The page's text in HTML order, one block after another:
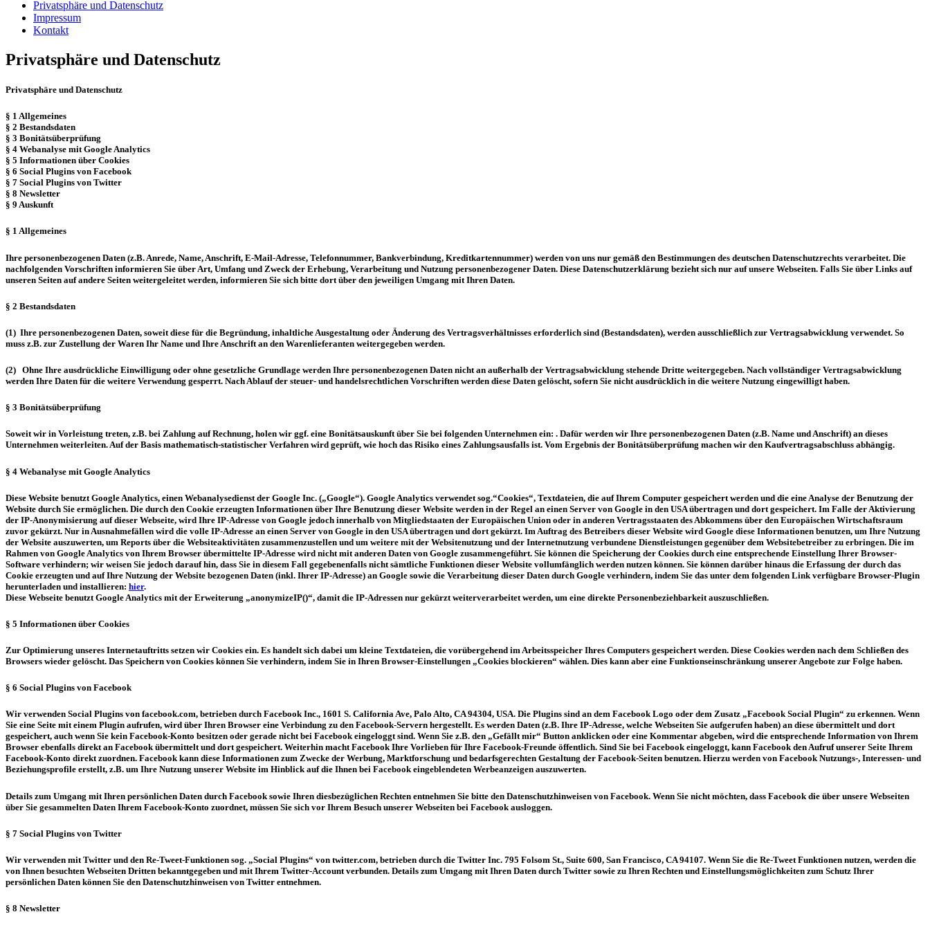
Privatsphäre und Datenschutz
Impressum
Kontakt
Privatsphäre und Datenschutz
Privatsphäre und Datenschutz
§ 1 Allgemeines
§ 2 Bestandsdaten
§ 3 Bonitätsüberprüfung
§ 4 Webanalyse mit Google Analytics
§ 5 Informationen über Cookies
§ 6 Social Plugins von Facebook
§ 7 Social Plugins von Twitter
§ 8 Newsletter
§ 9 Auskunft
§ 1 Allgemeines
Ihre personenbezogenen Daten (z.B. Anrede, Name, Anschrift, E-Mail-Adresse, Telefonnummer, Bankverbindung, Kreditkartennummer) werden von uns nur gemäß den Bestimmungen des deutschen Datenschutzrechts verarbeitet. Die
nachfolgenden Vorschriften informieren Sie über Art, Umfang und Zweck der Erhebung, Verarbeitung und Nutzung personenbezogener Daten. Diese Datenschutzerklärung bezieht sich nur auf unsere Webseiten. Falls Sie über Links auf
unseren Seiten auf andere Seiten weitergeleitet werden, informieren Sie sich bitte dort über den jeweiligen Umgang mit Ihren Daten.
§ 2 Bestandsdaten
(1) Ihre personenbezogenen Daten, soweit diese für die Begründung, inhaltliche Ausgestaltung oder Änderung des Vertragsverhältnisses erforderlich sind (Bestandsdaten), werden ausschließlich zur Vertragsabwicklung verwendet. So
muss z.B. zur Zustellung der Waren Ihr Name und Ihre Anschrift an den Warenlieferanten weitergegeben werden.
(2) Ohne Ihre ausdrückliche Einwilligung oder ohne gesetzliche Grundlage werden Ihre personenbezogenen Daten nicht an außerhalb der Vertragsabwicklung stehende Dritte weitergegeben. Nach vollständiger Vertragsabwicklung
werden Ihre Daten für die weitere Verwendung gesperrt. Nach Ablauf der steuer- und handelsrechtlichen Vorschriften werden diese Daten gelöscht, sofern Sie nicht ausdrücklich in die weitere Nutzung eingewilligt haben.
§ 3 Bonitätsüberprüfung
Soweit wir in Vorleistung treten, z.B. bei Zahlung auf Rechnung, holen wir ggf. eine Bonitätsauskunft über Sie bei folgenden Unternehmen ein: . Dafür werden wir Ihre personenbezogenen Daten (z.B. Name und Anschrift) an dieses
Unternehmen weiterleiten. Auf der Basis mathematisch-statistischer Verfahren wird geprüft, wie hoch das Risiko eines Zahlungsausfalls ist. Vom Ergebnis der Bonitätsüberprüfung machen wir den Kaufvertragsabschluss abhängig.
§ 4 Webanalyse mit Google Analytics
Diese Website benutzt Google Analytics, einen Webanalysedienst der Google Inc. („Google“). Google Analytics verwendet sog.“Cookies“, Textdateien, die auf Ihrem Computer gespeichert werden und die eine Analyse der Benutzung der
Website durch Sie ermöglichen. Die durch den Cookie erzeugten Informationen über Ihre Benutzung dieser Website werden in der Regel an einen Server von Google in den USA übertragen und dort gespeichert. Im Falle der Aktivierung
der IP-Anonymisierung auf dieser Webseite, wird Ihre IP-Adresse von Google jedoch innerhalb von Mitgliedstaaten der Europäischen Union oder in anderen Vertragsstaaten des Abkommens über den Europäischen Wirtschaftsraum
zuvor gekürzt. Nur in Ausnahmefällen wird die volle IP-Adresse an einen Server von Google in den USA übertragen und dort gekürzt. Im Auftrag des Betreibers dieser Website wird Google diese Informationen benutzen, um Ihre Nutzung
der Website auszuwerten, um Reports über die Websiteaktivitäten zusammenzustellen und um weitere mit der Websitenutzung und der Internetnutzung verbundene Dienstleistungen gegenüber dem Websitebetreiber zu erbringen. Die im
Rahmen von Google Analytics von Ihrem Browser übermittelte IP-Adresse wird nicht mit anderen Daten von Google zusammengeführt. Sie können die Speicherung der Cookies durch eine entsprechende Einstellung Ihrer Browser-
Software verhindern; wir weisen Sie jedoch darauf hin, dass Sie in diesem Fall gegebenenfalls nicht sämtliche Funktionen dieser Website vollumfänglich werden nutzen können. Sie können darüber hinaus die Erfassung der durch das
Cookie erzeugten und auf Ihre Nutzung der Website bezogenen Daten (inkl. Ihrer IP-Adresse) an Google sowie die Verarbeitung dieser Daten durch Google verhindern, indem Sie das unter dem folgenden Link verfügbare Browser-Plugin
herunterladen und installieren: hier.
Diese Webseite benutzt Google Analytics mit der Erweiterung „anonymizeIP()“, damit die IP-Adressen nur gekürzt weiterverarbeitet werden, um eine direkte Personenbeziehbarkeit auszuschließen.
§ 5 Informationen über Cookies
Zur Optimierung unseres Internetauftritts setzen wir Cookies ein. Es handelt sich dabei um kleine Textdateien, die vorübergehend im Arbeitsspeicher Ihres Computers gespeichert werden. Diese Cookies werden nach dem Schließen des
Browsers wieder gelöscht. Das Speichern von Cookies können Sie verhindern, indem Sie in Ihren Browser-Einstellungen „Cookies blockieren“ wählen. Dies kann aber eine Funktionseinschränkung unserer Angebote zur Folge haben.
§ 6 Social Plugins von Facebook
Wir verwenden Social Plugins von facebook.com, betrieben durch Facebook Inc., 1601 S. California Ave, Palo Alto, CA 94304, USA. Die Plugins sind an dem Facebook Logo oder dem Zusatz „Facebook Social Plugin“ zu erkennen. Wenn
Sie eine Seite mit einem Plugin aufrufen, wird über Ihren Browser eine Verbindung zu den Facebook-Servern hergestellt. Es werden Daten (z.B. Ihre IP-Adresse, welche Webseiten Sie aufgerufen haben) an diese übermittelt und dort
gespeichert, auch wenn Sie kein Facebook-Konto besitzen oder gerade nicht bei Facebook eingeloggt sind. Wenn Sie z.B. den „Gefällt mir“ Button anklicken oder eine Kommentar abgeben, wird die entsprechende Information von Ihrem
Browser ebenfalls direkt an Facebook übermittelt und dort gespeichert. Weiterhin macht Facebook Ihre Vorlieben für Ihre Facebook-Freunde öffentlich. Sind Sie bei Facebook eingeloggt, kann Facebook den Aufruf unserer Seite Ihrem
Facebook-Konto direkt zuordnen. Facebook kann diese Informationen zum Zwecke der Werbung, Marktforschung und bedarfsgerechten Gestaltung der Facebook-Seiten benutzen. Hierzu werden von Facebook Nutzungs-, Interessen- und
Beziehungsprofile erstellt, z.B. um Ihre Nutzung unserer Website im Hinblick auf die Ihnen bei Facebook eingeblendeten Werbeanzeigen auszuwerten.
Details zum Umgang mit Ihren persönlichen Daten durch Facebook sowie Ihren diesbezüglichen Rechten entnehmen Sie bitte den Datenschutzhinweisen von Facebook. Wenn Sie nicht möchten, dass Facebook die über unsere Webseiten
über Sie gesammelten Daten Ihrem Facebook-Konto zuordnet, müssen Sie sich vor Ihrem Besuch unserer Webseiten bei Facebook ausloggen.
§ 7 Social Plugins von Twitter
Wir verwenden mit Twitter und den Re-Tweet-Funktionen sog. „Social Plugins“ von twitter.com, betrieben durch die Twitter Inc. 795 Folsom St., Suite 600, San Francisco, CA 94107. Wenn Sie die Re-Tweet Funktionen nutzen, werden die
von Ihnen besuchten Webseiten Dritten bekanntgegeben und mit Ihrem Twitter-Account verbunden. Details zum Umgang mit Ihren Daten durch Twitter sowie zu Ihren Rechten und Einstellungsmöglichkeiten zum Schutz Ihrer
persönlichen Daten können Sie den Datenschutzhinweisen von Twitter entnehmen.
§ 8 Newsletter